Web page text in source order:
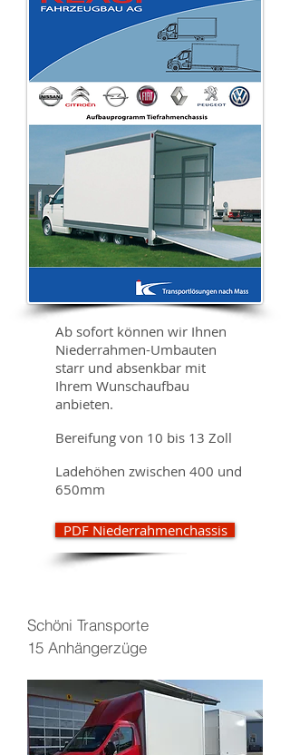
Ab sofort können wir Ihnen
Niederrahmen-Umbauten
starr und absenkbar mit
Ihrem Wunschaufbau
anbieten.
Bereifung von 10 bis 13 Zoll
Ladehöhen zwischen 400 und
650mm
PDF Niederrahmenchassis
Schöni Transporte
15 Anhängerzüge